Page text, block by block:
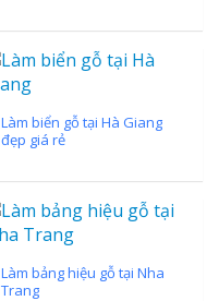
Làm biển gỗ tại Hà Giang
đẹp giá rẻ
Làm bảng hiệu gỗ tại Nha
Trang